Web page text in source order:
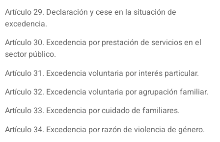
Artículo 29. Declaración y cese en la situación de
excedencia.
Artículo 30. Excedencia por prestación de servicios en el
sector público.
Artículo 31. Excedencia voluntaria por interés particular.
Artículo 32. Excedencia voluntaria por agrupación familiar.
Artículo 33. Excedencia por cuidado de familiares.
Artículo 34. Excedencia por razón de violencia de género.